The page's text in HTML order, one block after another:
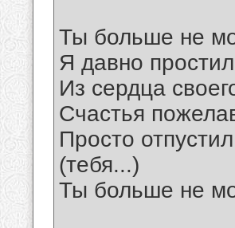
Ты больше не
Я давно
Из сердца
Счастья
Просто отпустил
(тебя...)
Ты больше не